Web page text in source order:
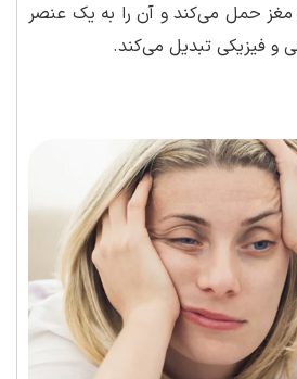
مغز حمل می‌کند و آن را به یک عنصر
و فیزیکی تبدیل می‌کند.